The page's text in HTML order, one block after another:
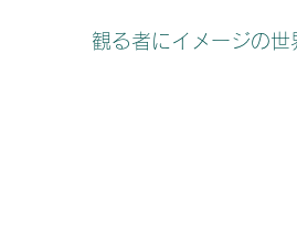
観る者にイメージの